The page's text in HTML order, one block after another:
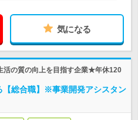
気になる
活の質の向上を目指す企業★年休120
【総合職】※事業開発アシスタン